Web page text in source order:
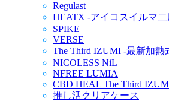
Regulast
HEATX -アイコスイルマ
SPIKE
VERSE
The Third IZUMI -最新加熱
NICOLESS NiL
NFREE LUMIA
CBD HEAL The Third
推し活クリアケース